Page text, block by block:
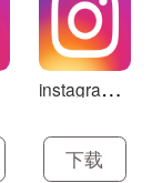
i
nstagram加速版v3.9
下载